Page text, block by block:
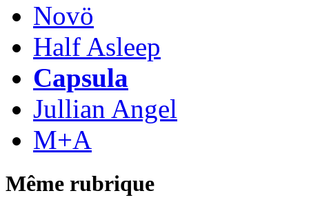
Novö
Half Asleep
Capsula
Jullian Angel
M+A
Même rubrique